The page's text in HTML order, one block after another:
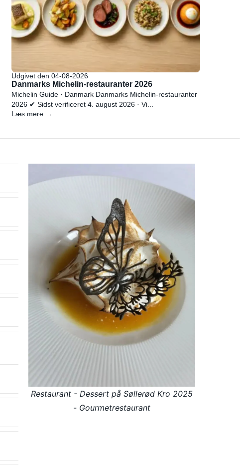
Udgivet den 04-08-2026
Danmarks Michelin-restauranter 2026
Michelin Guide · Danmark Danmarks Michelin-restauranter
2026 ✔ Sidst verificeret 4. august 2026 · Vi...
Læs mere →
Restaurant - Dessert på Søllerød Kro 2025
- Gourmetrestaurant